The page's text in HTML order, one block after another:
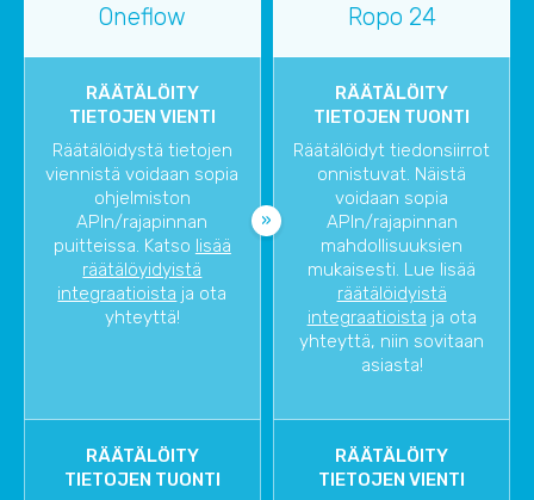
Oneflow Ropo 24
RÄÄTÄLÖITY
TIETOJEN VIENTI
Räätälöidystä tietojen
viennistä voidaan sopia
ohjelmiston
APIn/rajapinnan
puitteissa. Katso lisää
räätälöyidyistä
integraatioista ja ota
yhteyttä!
RÄÄTÄLÖITY
TIETOJEN TUONTI
Räätälöidyt tiedonsiirrot
onnistuvat. Näistä
voidaan sopia
APIn/rajapinnan
mahdollisuuksien
mukaisesti. Lue lisää
räätälöidyistä
integraatioista ja ota
yhteyttä, niin sovitaan
asiasta!
RÄÄTÄLÖITY
TIETOJEN TUONTI
RÄÄTÄLÖITY
TIETOJEN VIENTI